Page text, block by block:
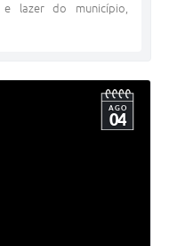
e lazer do município,
AGO
04